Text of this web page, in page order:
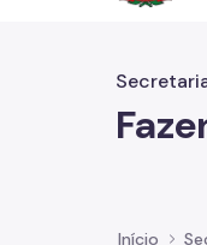
Início